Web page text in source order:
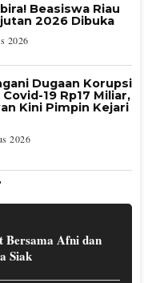
Beasiswa Riau
2026 Dibuka
2026
Dugaan Korupsi
19 Rp17 Miliar,
Kini Pimpin Kejari
2026
Bersama Afni dan
Siak